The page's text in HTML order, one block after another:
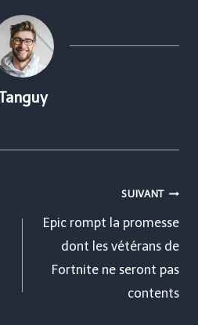
SUIVANT
Epic rompt la promesse
dont les vétérans de
Fortnite ne seront pas
contents